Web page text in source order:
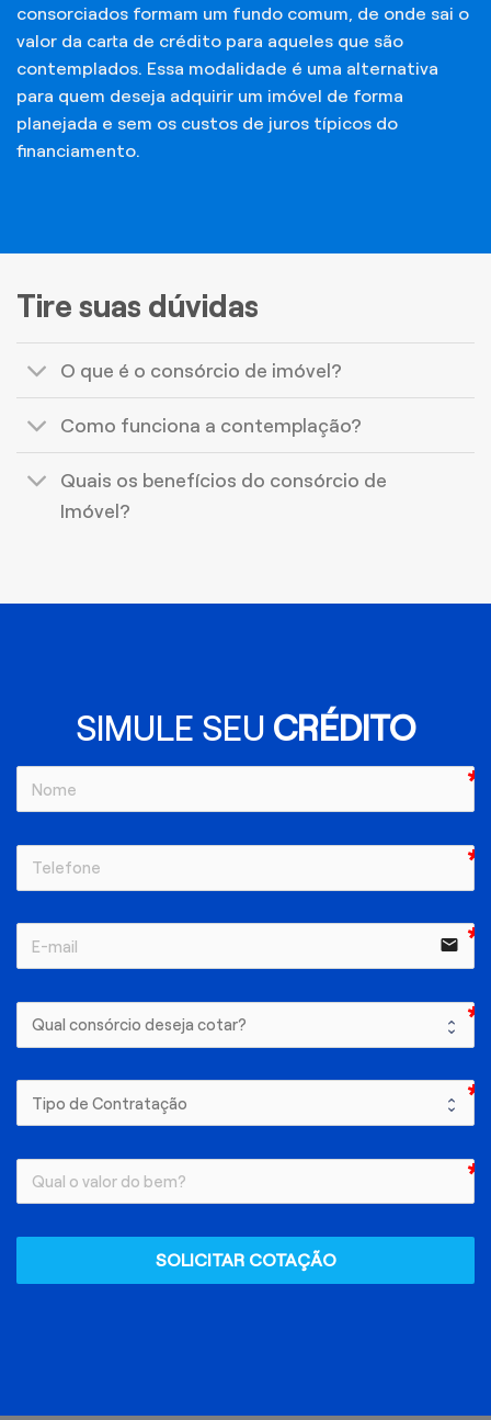
consorciados formam um fundo comum, de onde sai o
valor da carta de crédito para aqueles que são
contemplados. Essa modalidade é uma alternativa
para quem deseja adquirir um imóvel de forma
planejada e sem os custos de juros típicos do
financiamento.
Tire suas dúvidas
O que é o consórcio de imóvel?
Como funciona a contemplação?
Quais os benefícios do consórcio de
Imóvel?
SIMULE SEU CRÉDITO
email
SOLICITAR COTAÇÃO